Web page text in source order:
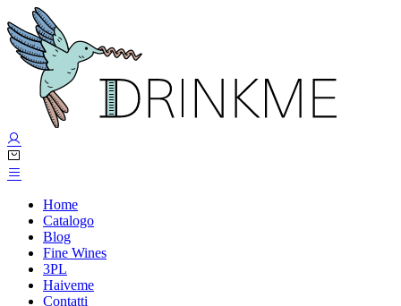
Home
Catalogo
Blog
Fine Wines
3PL
Haiveme
Contatti